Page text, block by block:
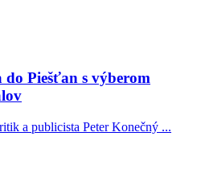
do Piešťan s výberom
a publicista Peter Konečný ...